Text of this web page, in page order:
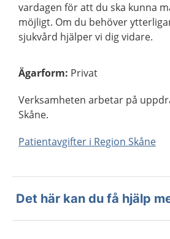
vardagen för att du ska kunna
möjligt. Om du behöver
sjukvård hjälper vi dig vidare.
Ägarform: Privat
Verksamheten arbetar på
Skåne.
Patientavgifter i Region Skåne
Det här kan du få hjälp